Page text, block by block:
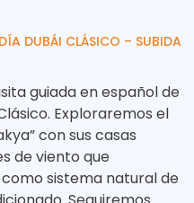
DUBÁI CLÁSICO – SUBIDA
guiada en español de
Exploraremos el
con sus casas
de viento que
sistema natural de